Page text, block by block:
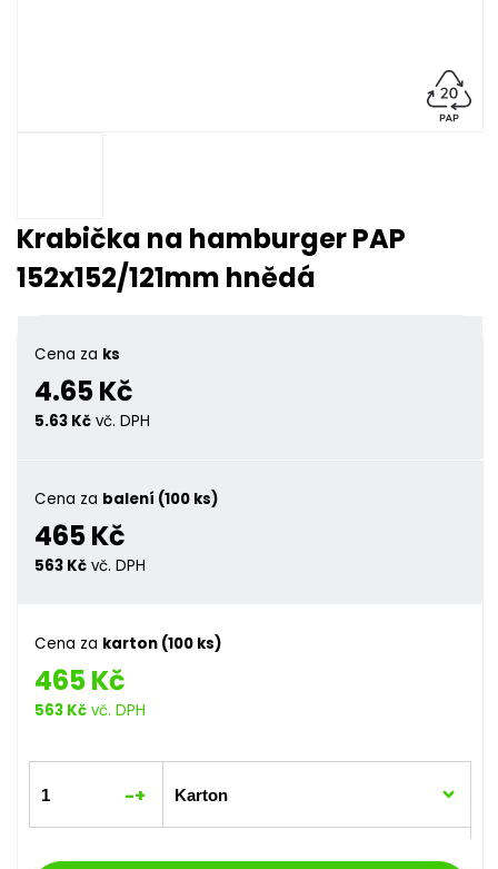
Krabička na hamburger PAP
152x152/121mm hnědá
Cena za ks
4.65 Kč
5.63 Kč vč. DPH
Cena za balení (100 ks)
465 Kč
563 Kč vč. DPH
Cena za karton (100 ks)
465 Kč
563 Kč vč. DPH
-+